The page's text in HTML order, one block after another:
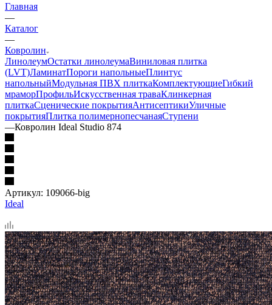
Главная
—
Каталог
—
Ковролин
ЛинолеумОстатки линолеумаВиниловая плитка
(LVT)ЛаминатПороги напольныеПлинтус
напольныйМодульная ПВХ плиткаКомплектующиеГибкий
мраморПрофильИскусственная траваКлинкерная
плиткаСценические покрытияАнтисептикиУличные
покрытияПлитка полимернопесчанаяСтупени
—Ковролин Ideal Studio 874
Артикул: 109066-big
Ideal